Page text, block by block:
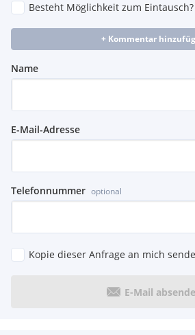
Besteht Möglichkeit zum Eintausch?
+ Kommentar
Name
E-Mail-Adresse
Telefonnummer optional
Kopie dieser Anfrage an mich
E-Mail